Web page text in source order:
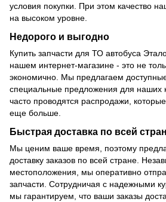
условия покупки. При этом качество
на высоком уровне.
Недорого и выгодно
Купить запчасти для ТО автобуса
нашем интернет-магазине - это не
экономично. Мы предлагаем
специальные предложения для наших
часто проводятся распродажи,
еще больше.
Быстрая доставка по всей
Мы ценим ваше время, поэтому
доставку заказов по всей стране.
местоположения, мы оперативно
запчасти. Сотрудничая с надежными
мы гарантируем, что ваши заказы